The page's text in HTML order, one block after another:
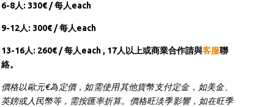
6-8人: 330€ / 每人each
9-12人: 300€ / 每人each
13-16人: 260€ / 每人each , 17人以上或商業合作請與客服聯
絡。
價格以歐元€為定價，如需使用其他貨幣支付定金，如美金、
英鎊或人民幣等，需按匯率折算。價格旺淡季影響，如在旺季